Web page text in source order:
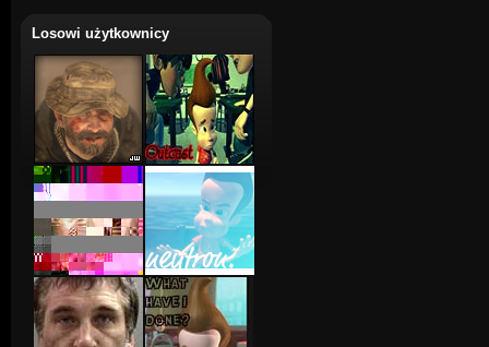
Losowi użytkownicy